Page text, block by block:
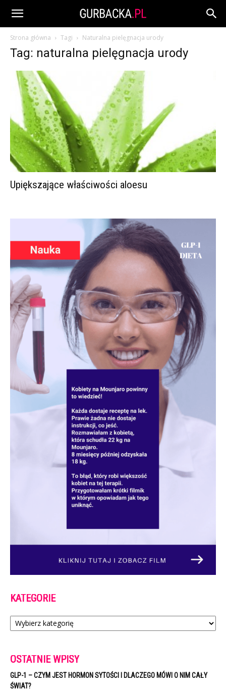
Strona główna Tagi Naturalna pielęgnacja urody
Tag: naturalna pielęgnacja urody
Upiększające właściwości aloesu
KATEGORIE
Kategorie
OSTATNIE WPISY
GLP-1 – CZYM JEST HORMON SYTOŚCI I DLACZEGO MÓWI O NIM CAŁY
ŚWIAT?